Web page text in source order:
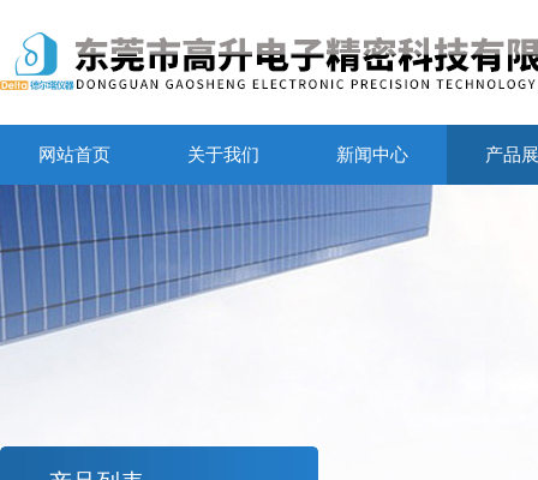
网站首页 关于我们 新闻中心 产品